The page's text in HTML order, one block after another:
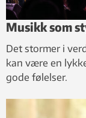
Musikk som
Det stormer i
kan være en
gode følelser.